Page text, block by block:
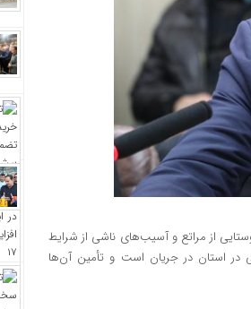
از مراتع و آسیب‌های ناشی از شرایط
در استان در جریان است و تأمین آن‌ها